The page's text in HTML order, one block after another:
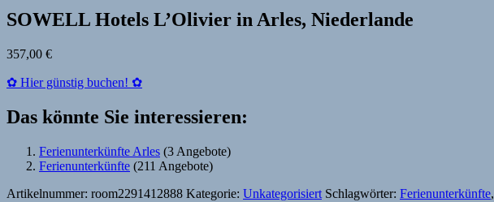
SOWELL Hotels L’Olivier in Arles, Niederlande
357,00 €
✿ Hier günstig buchen! ✿
Das könnte Sie interessieren:
Ferienunterkünfte Arles (3 Angebote)
Ferienunterkünfte (211 Angebote)
Artikelnummer: room2291412888 Kategorie: Unkategorisiert Schlagwörter: Ferienunterkünfte,